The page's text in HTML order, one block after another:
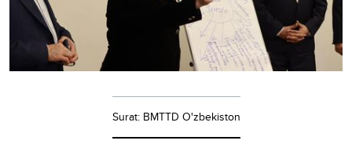
Surat: BMTTD O'zbekiston